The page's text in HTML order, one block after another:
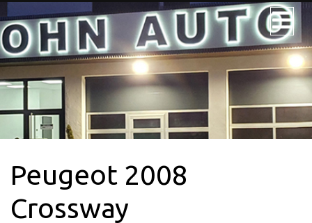
JOHN AUTO
NOS VÉHICULES
NOS UTILITAIRES
VÉHICULE 9PL.
LOCATION
CONTACTEZ-
Peugeot 2008
Crossway